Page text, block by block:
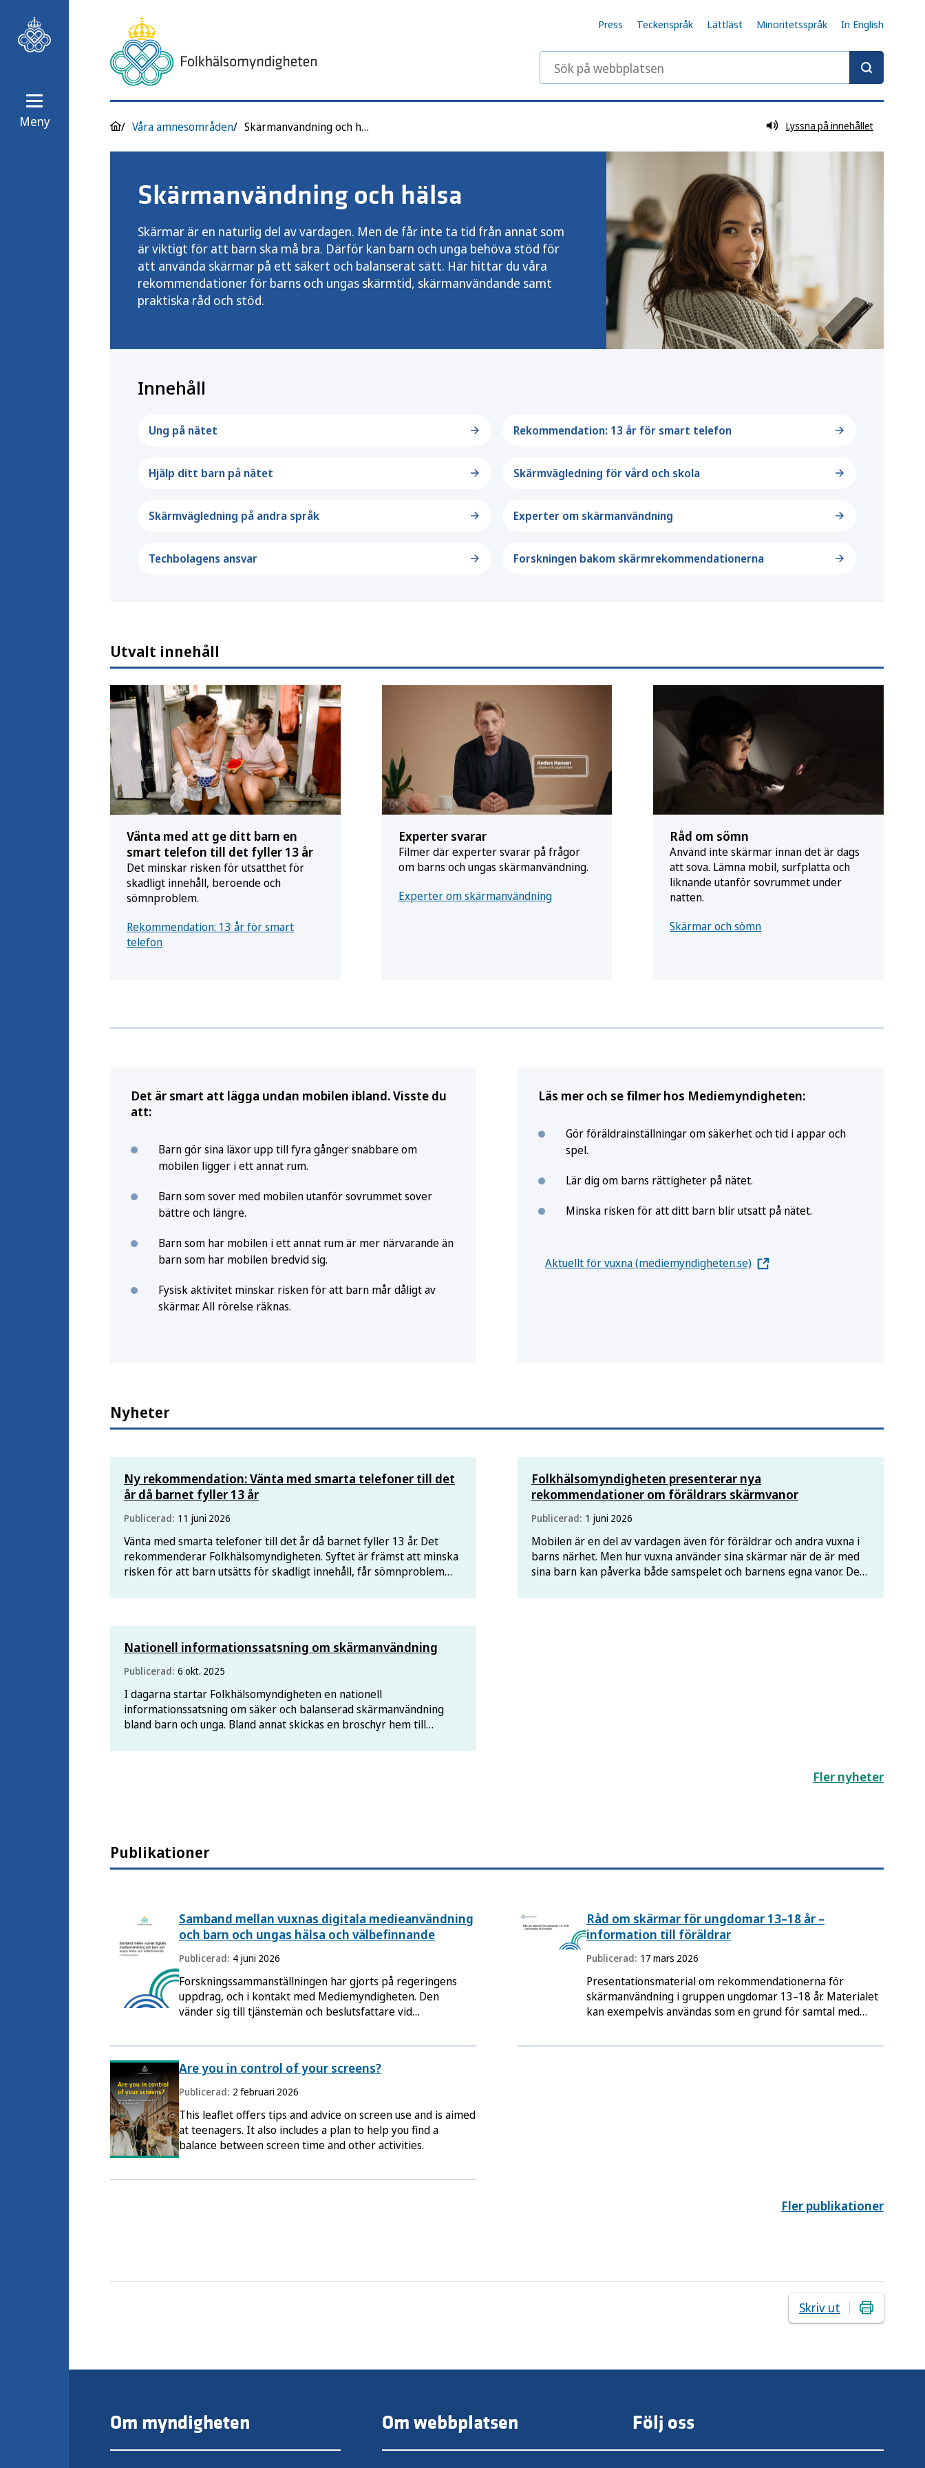
Meny
Press Teckenspråk Lättläst Minoritetsspråk In English
Sök på webbplatsen
Våra ämnesområden Skärmanvändning och hälsa Lyssna på innehållet
Skärmanvändning och hälsa
Skärmar är en naturlig del av vardagen. Men de får inte ta tid från annat som
är viktigt för att barn ska må bra. Därför kan barn och unga behöva stöd för
att använda skärmar på ett säkert och balanserat sätt. Här hittar du våra
rekommendationer för barns och ungas skärmtid, skärmanvändande samt
praktiska råd och stöd.
Innehåll
Ung på nätet Rekommendation: 13 år för smart telefon
Hjälp ditt barn på nätet Skärmvägledning för vård och skola
Skärmvägledning på andra språk Experter om skärmanvändning
Techbolagens ansvar Forskningen bakom skärmrekommendationerna
Utvalt innehåll
Vänta med att ge ditt barn en
smart telefon till det fyller 13 år
Det minskar risken för utsatthet för
skadligt innehåll, beroende och
sömnproblem.
Rekommendation: 13 år för smart
telefon
Experter svarar
Filmer där experter svarar på frågor
om barns och ungas skärmanvändning.
Experter om skärmanvändning
Råd om sömn
Använd inte skärmar innan det är dags
att sova. Lämna mobil, surfplatta och
liknande utanför sovrummet under
natten.
Skärmar och sömn
Det är smart att lägga undan mobilen ibland. Visste du
att:
Barn gör sina läxor upp till fyra gånger snabbare om
mobilen ligger i ett annat rum.
Barn som sover med mobilen utanför sovrummet sover
bättre och längre.
Barn som har mobilen i ett annat rum är mer närvarande än
barn som har mobilen bredvid sig.
Fysisk aktivitet minskar risken för att barn mår dåligt av
skärmar. All rörelse räknas.
Läs mer och se filmer hos Mediemyndigheten:
Gör föräldrainställningar om säkerhet och tid i appar och
spel.
Lär dig om barns rättigheter på nätet.
Minska risken för att ditt barn blir utsatt på nätet.
Aktuellt för vuxna (mediemyndigheten.se)
Nyheter
Ny rekommendation: Vänta med smarta telefoner till det
år då barnet fyller 13 år
Publicerad: 11 juni 2026
Vänta med smarta telefoner till det år då barnet fyller 13 år. Det
rekommenderar Folkhälsomyndigheten. Syftet är främst att minska
risken för att barn utsätts för skadligt innehåll, får sömnproblem
Folkhälsomyndigheten presenterar nya
rekommendationer om föräldrars skärmvanor
Publicerad: 1 juni 2026
Mobilen är en del av vardagen även för föräldrar och andra vuxna i
barns närhet. Men hur vuxna använder sina skärmar när de är med
sina barn kan påverka både samspelet och barnens egna vanor. Det
rekommendationer om föräldrars skärmvanor.
Nationell informationssatsning om skärmanvändning
Publicerad: 6 okt. 2025
I dagarna startar Folkhälsomyndigheten en nationell
informationssatsning om säker och balanserad skärmanvändning
bland barn och unga. Bland annat skickas en broschyr hem till
Fler nyheter
Publikationer
Samband mellan vuxnas digitala medieanvändning
och barn och ungas hälsa och välbefinnande
Publicerad: 4 juni 2026
Forskningssammanställningen har gjorts på regeringens
uppdrag, och i kontakt med Mediemyndigheten. Den
vänder sig till tjänstemän och beslutsfattare vid
universitet och högskolor.
Råd om skärmar för ungdomar 13–18 år –
information till föräldrar
Publicerad: 17 mars 2026
Presentationsmaterial om rekommendationerna för
skärmanvändning i gruppen ungdomar 13–18 år. Materialet
kan exempelvis användas som en grund för samtal med
Are you in control of your screens?
Publicerad: 2 februari 2026
This leaflet offers tips and advice on screen use and is aimed
at teenagers. It also includes a plan to help you find a
balance between screen time and other activities.
Fler publikationer
Skriv ut
Om myndigheten Om webbplatsen Följ oss